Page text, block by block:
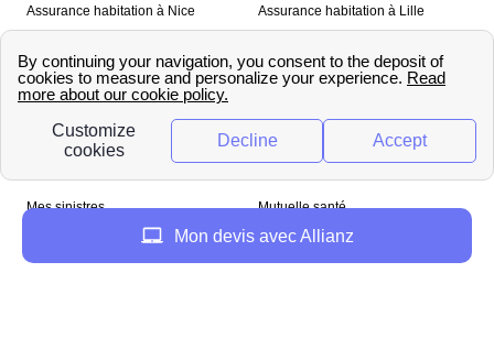
Assurance habitation à Nice
Assurance habitation à Lille
À propos
Qui sommes-nous ? Mentions légales
Mes sinistres
Assurance habitation
Mutuelle santé
Mon devis avec Allianz